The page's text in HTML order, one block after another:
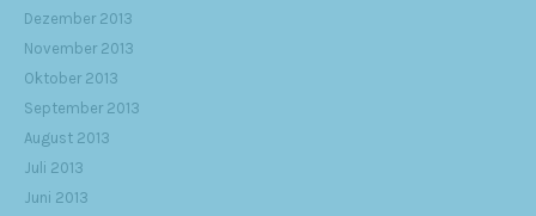
Dezember 2013
November 2013
Oktober 2013
September 2013
August 2013
Juli 2013
Juni 2013